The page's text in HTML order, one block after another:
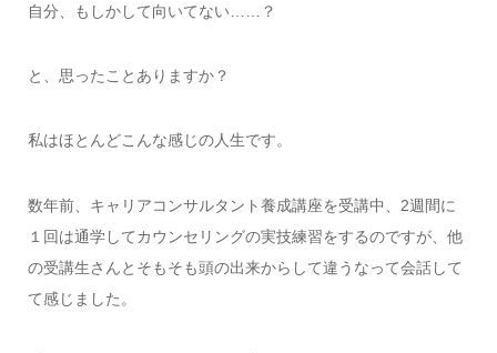
自分、もしかして向いてない……？
と、思ったことありますか？
私はほとんどこんな感じの人生です。
数年前、キャリアコンサルタント養成講座を受講中、2週間に
１回は通学してカウンセリングの実技練習をするのですが、他
の受講生さんとそもそも頭の出来からして違うなって会話して
て感じました。